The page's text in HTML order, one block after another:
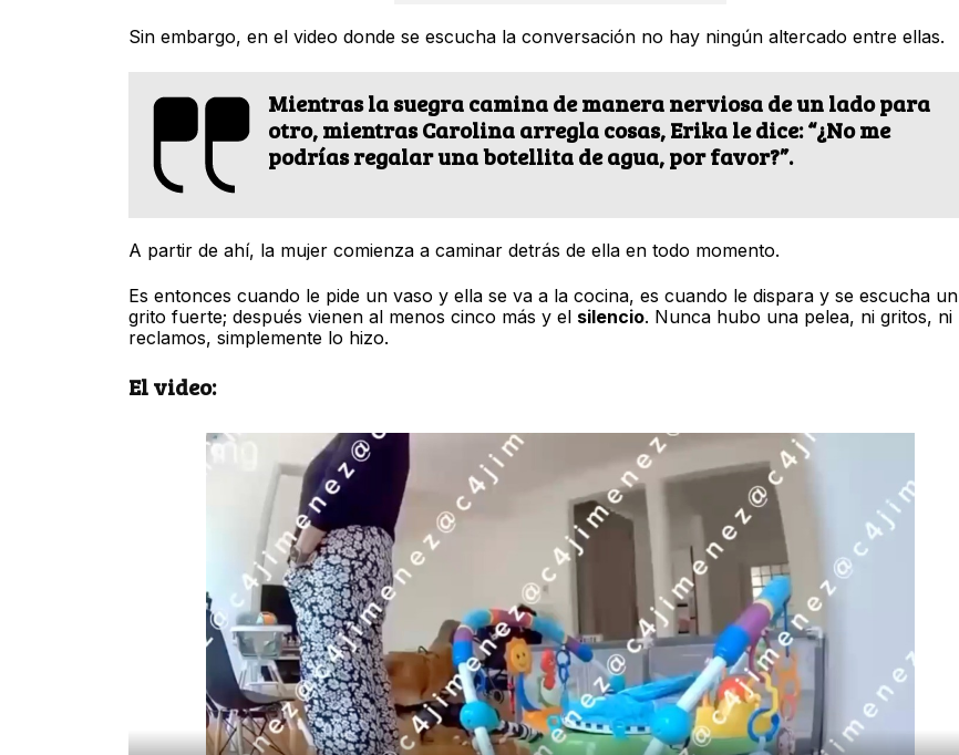
Sin embargo, en el video donde se escucha la conversación no hay ningún altercado entre ellas.
Mientras la suegra camina de manera nerviosa de un lado para
otro, mientras Carolina arregla cosas, Erika le dice: “¿No me
podrías regalar una botellita de agua, por favor?”.
A partir de ahí, la mujer comienza a caminar detrás de ella en todo momento.
Es entonces cuando le pide un vaso y ella se va a la cocina, es cuando le dispara y se escucha un
grito fuerte; después vienen al menos cinco más y el silencio. Nunca hubo una pelea, ni gritos, ni
reclamos, simplemente lo hizo.
El video: